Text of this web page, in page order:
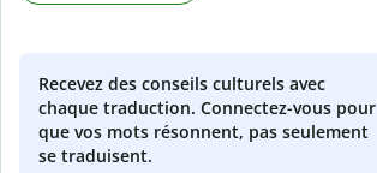
Recevez des conseils culturels avec
chaque traduction. Connectez-vous pour
que vos mots résonnent, pas seulement
se traduisent.